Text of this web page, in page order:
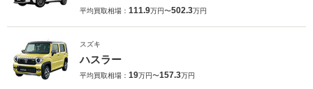
平均買取相場： 111.9万円〜502.3万円
スズキ
ハスラー
平均買取相場： 19万円〜157.3万円